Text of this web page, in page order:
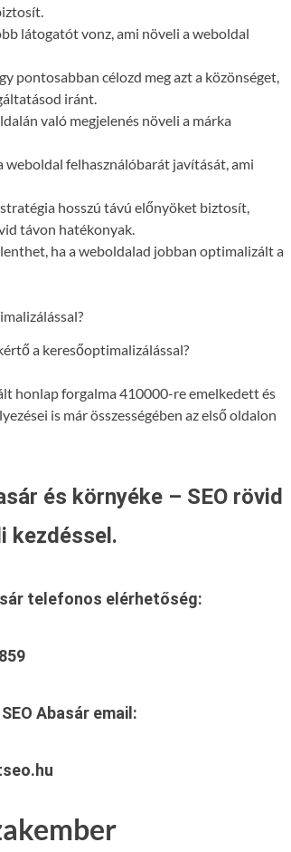
látogatót vonz, ami növeli a weboldal
pontosabban célozd meg azt a közönséget,
iránt.
való megjelenés növeli a márka
weboldal felhasználóbarát javítását, ami
hosszú távú előnyöket biztosít,
távon hatékonyak.
ha a weboldalad jobban optimalizált a
a keresőoptimalizálással?
honlap forgalma 410000-re emelkedett és
is már összességében az első oldalon
és környéke – SEO rövid
kezdéssel.
telefonos elérhetőség:
Abasár email: